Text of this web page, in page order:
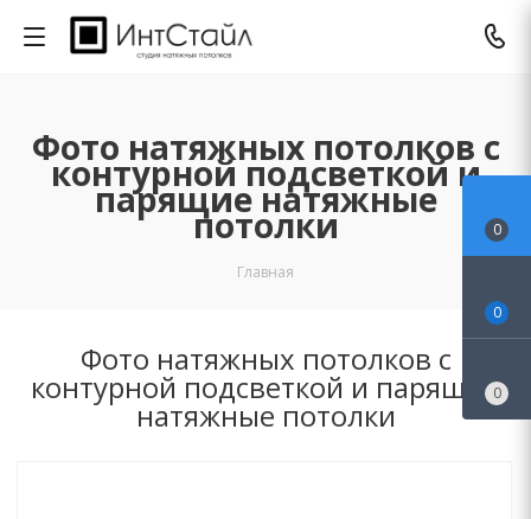
Фото натяжных потолков с
контурной подсветкой и
парящие натяжные
потолки
Главная
Фото натяжных потолков с
контурной подсветкой и парящие
натяжные потолки
0
0
0